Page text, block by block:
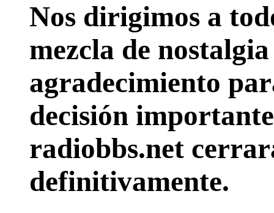
Nos dirigimos a
mezcla de
agradecimiento
decisión
radiobbs.net
definitivamente.